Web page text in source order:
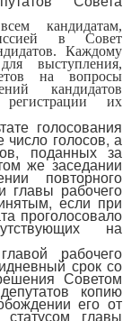
кандидатам,
в Совет
Каждому
выступления,
на вопросы
кандидатов
регистрации их
голосования
голосов, а
поданных за
же заседании
повторного
главы рабочего
если при
проголосовало
на
рабочего
срок со
Советом
копию
его от
главы